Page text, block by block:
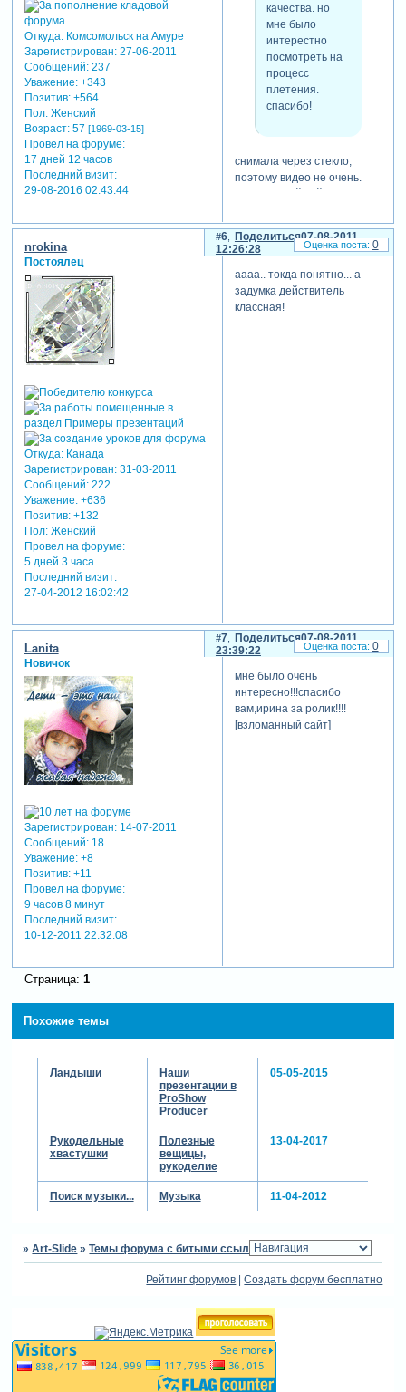
Откуда:Комсомольск на Амуре
Зарегистрирован: 27-06-2011
Сообщений:237
Уважение: +343
Позитив: +564
Пол:Женский
Возраст:57 [1969-03-15]
Провел на форуме:
17 дней 12 часов
Последний визит:
29-08-2016 02:43:44
качества. но
мне было
интерестно
посмотреть на
процесс
плетения.
спасибо!
снимала через стекло,
поэтому видео не очень.
[взломанный сайт]
Поделиться
6
07-08-2011
12:26:28
nrokina
Постоялец
Откуда:Канада
Зарегистрирован: 31-03-2011
Сообщений:222
Уважение: +636
Позитив: +132
Пол:Женский
Провел на форуме:
5 дней 3 часа
Последний визит:
27-04-2012 16:02:42
аааа.. токда понятно... а
задумка действитель
классная!
0
Поделиться
7
07-08-2011
23:39:22
Lanita
Новичок
Зарегистрирован: 14-07-2011
Сообщений:18
Уважение: +8
Позитив: +11
Провел на форуме:
9 часов 8 минут
Последний визит:
10-12-2011 22:32:08
мне было очень
интересно!!!спасибо
вам,ирина за ролик!!!!
[взломанный сайт]
0
Страница: 1
Похожие темы
Ландыши
Наши
презентации в
ProShow
Producer
05-05-2015
Рукодельные
хвастушки
Полезные
вещицы,
рукоделие
13-04-2017
Поиск музыки... Музыка 11-04-2012
»Art-Slide »Темы форума с битыми ссылками »Паучок!
Рейтинг форумов |Создать форум бесплатно